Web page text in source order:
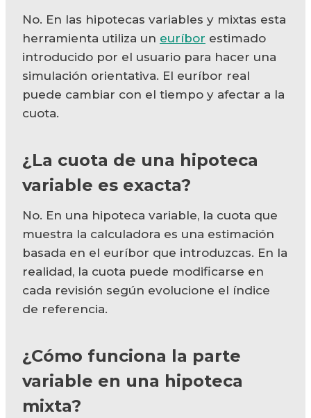
No. En las hipotecas variables y mixtas esta
herramienta utiliza un euríbor estimado
introducido por el usuario para hacer una
simulación orientativa. El euríbor real
puede cambiar con el tiempo y afectar a la
cuota.
¿La cuota de una hipoteca
variable es exacta?
No. En una hipoteca variable, la cuota que
muestra la calculadora es una estimación
basada en el euríbor que introduzcas. En la
realidad, la cuota puede modificarse en
cada revisión según evolucione el índice
de referencia.
¿Cómo funciona la parte
variable en una hipoteca
mixta?